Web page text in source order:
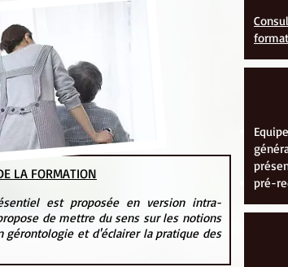
LA FORMATION
est proposée en version intra-
de mettre du sens sur les notions
gérontologie et d'éclairer la pratique des
pré-